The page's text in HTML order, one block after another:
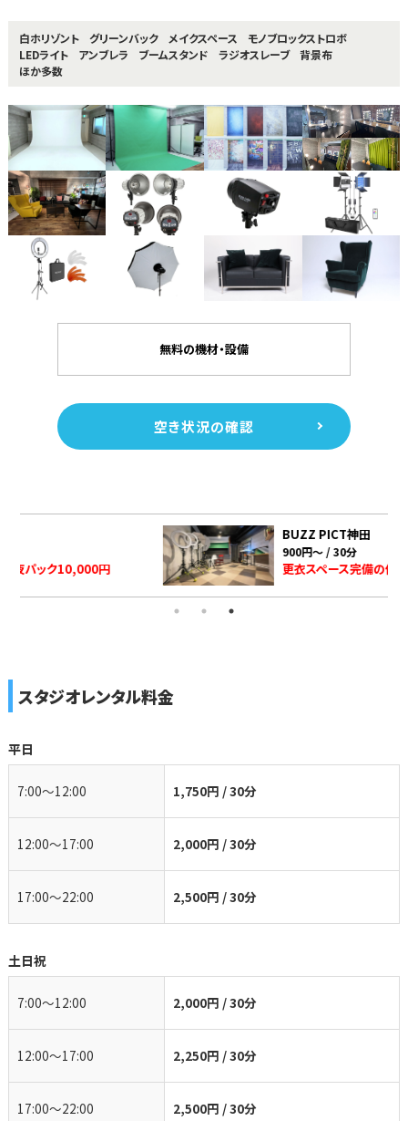
白ホリゾント グリーンバック メイクスペース
モノブロックストロボ
LEDライト
アンブレラ ブームスタンド ラジオスレーブ
背景布
ほか多数
無料の機材・設備
空き状況の確認
BUZZ PICT神田
900円～ / 30分
更衣スペース完備の低価格スタジオ
スタジオレンタル料金
平日
7:00〜12:00 1,750円 / 30分
12:00〜17:00 2,000円 / 30分
17:00〜22:00 2,500円 / 30分
土日祝
7:00〜12:00 2,000円 / 30分
12:00〜17:00 2,250円 / 30分
17:00〜22:00 2,500円 / 30分